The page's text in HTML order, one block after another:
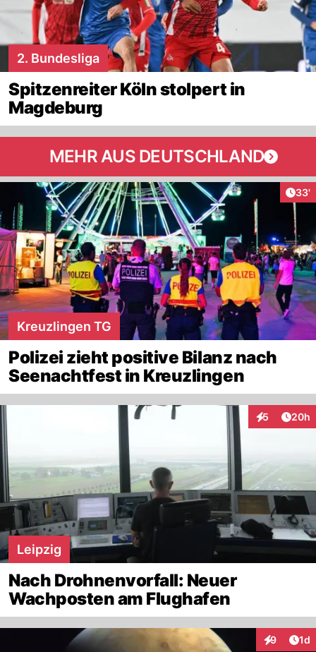
2. Bundesliga
Spitzenreiter Köln stolpert in
Magdeburg
MEHR AUS DEUTSCHLAND
33'
Kreuzlingen TG
Polizei zieht positive Bilanz nach
Seenachtfest in Kreuzlingen
5
Interaktionen
20h
Leipzig
Nach Drohnenvorfall: Neuer
Wachposten am Flughafen
9 1d